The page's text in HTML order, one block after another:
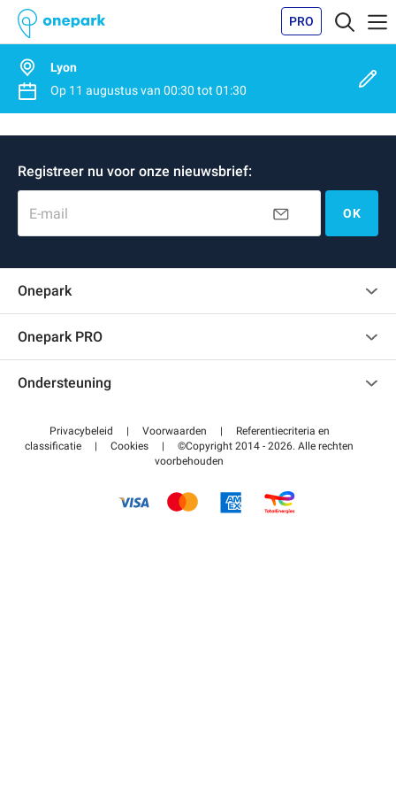
PRO
Lyon
Op 11 augustusvan 00:30 tot 01:30
Registreer nu voor onze nieuwsbrief:
E-mail OK
Onepark
Onepark PRO
Word partner van Onepark
Ondersteuning
Helpcentrum
Betalen voor parkeren FLOW
Privacybeleid | Voorwaarden |
Referentiecriteria en
classificatie
| Cookies |
©Copyright 2014 - 2026. Alle rechten
voorbehouden